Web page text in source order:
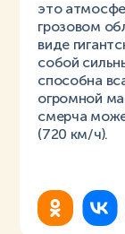
это
грозовом
виде
собой
способна
огромной
смерча
(720 км/ч).